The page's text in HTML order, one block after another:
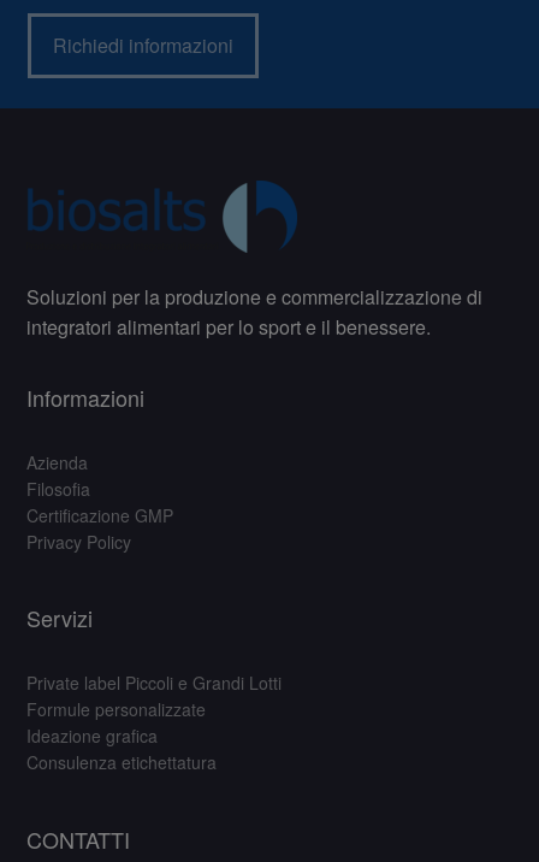
Richiedi informazioni
Soluzioni per la produzione e commercializzazione di
integratori alimentari per lo sport e il benessere.
Informazioni
Azienda
Filosofia
Certificazione GMP
Privacy Policy
Servizi
Private label Piccoli e Grandi Lotti
Formule personalizzate
Ideazione grafica
Consulenza etichettatura
CONTATTI